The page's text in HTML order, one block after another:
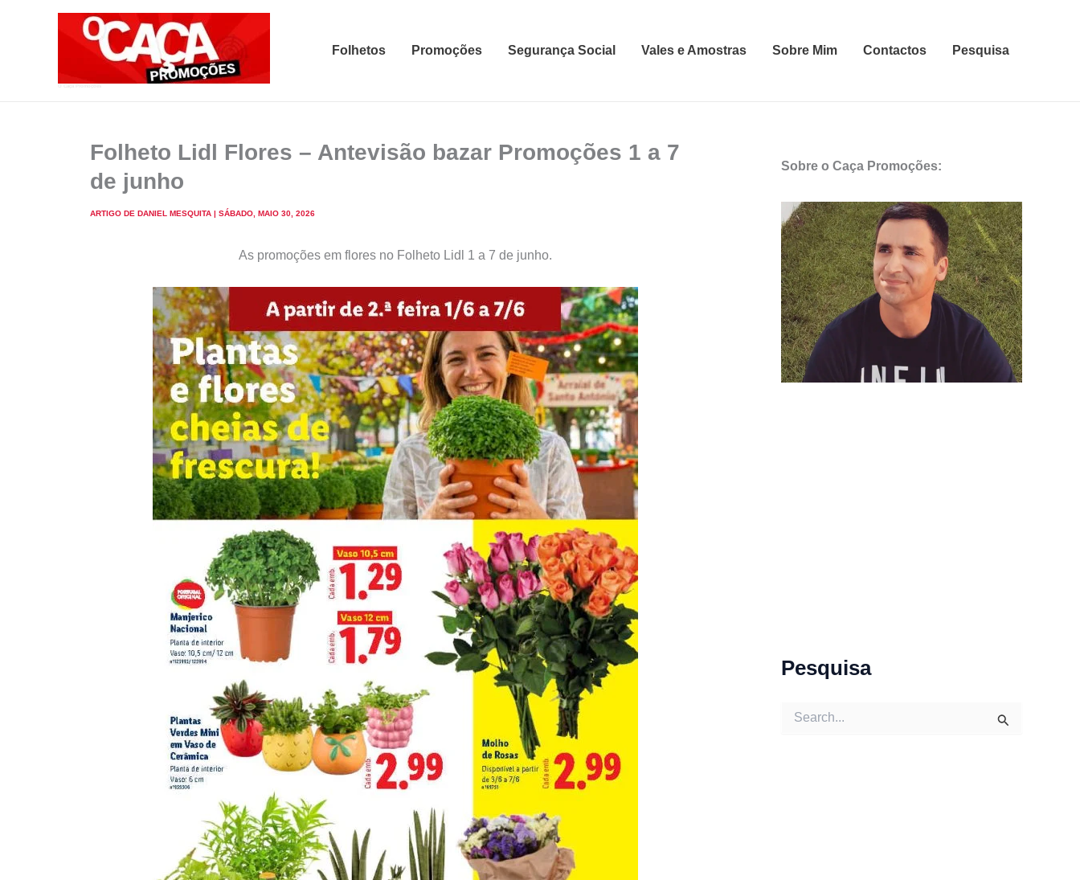
Folhetos Promoções Segurança Social Vales e Amostras Sobre Mim Contactos Pesquisa
Folheto Lidl Flores – Antevisão bazar Promoções 1 a 7
de junho
ARTIGO DE DANIEL MESQUITA | SÁBADO, MAIO 30, 2026
As promoções em flores no Folheto Lidl 1 a 7 de junho.
Sobre o Caça Promoções:
Pesquisa